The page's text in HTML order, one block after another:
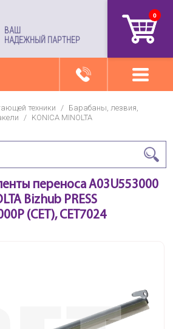
ВАШ
НАДЕЖНЫЙ ПАРТНЕР
0
техники /
Барабаны, лезвия,
/ KONICA MINOLTA
переноса A03U553000
Bizhub PRESS
(CET), CET7024